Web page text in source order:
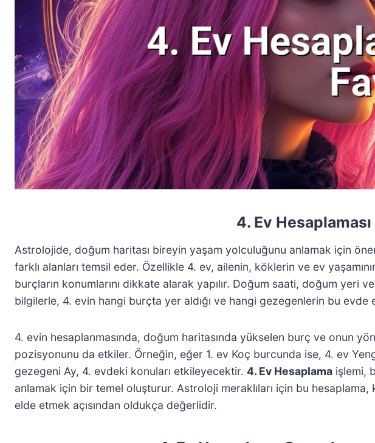
4. Ev
Astrolojide, doğum haritası bireyin yaşam yolculuğunu anlamak için
farklı alanları temsil eder. Özellikle 4. ev, ailenin, köklerin ve ev
burçların konumlarını dikkate alarak yapılır. Doğum saati, doğum
bilgilerle, 4. evin hangi burçta yer aldığı ve hangi gezegenlerin bu evde
4. evin hesaplanmasında, doğum haritasında yükselen burç ve onun
pozisyonunu da etkiler. Örneğin, eğer 1. ev Koç burcunda ise, 4. ev
gezegeni Ay, 4. evdeki konuları etkileyecektir. 4. Ev Hesaplama işlemi,
anlamak için bir temel oluşturur. Astroloji meraklıları için bu
elde etmek açısından oldukça değerlidir.